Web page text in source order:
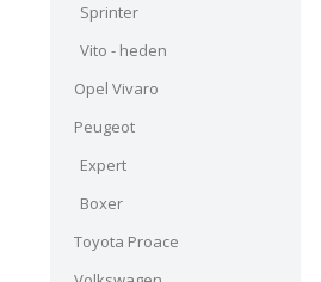
Sprinter
Vito - heden
Opel Vivaro
Peugeot
Expert
Boxer
Toyota Proace